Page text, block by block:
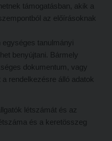
vizsga tudnivalói
vizsga tudnivalói
támogatásban, akik a
az előírásoknak
tanulmányi
benyújtani. Bármely
dokumentum, vagy
rendelkezésre álló adatok
létszámát és az
és a keretösszeg